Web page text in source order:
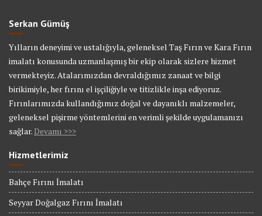
Serkan Gümüş
Yılların deneyimi ve ustalığıyla, geleneksel Taş Fırın ve Kara Fırın
imalatı konusunda uzmanlaşmış bir ekip olarak sizlere hizmet
vermekteyiz. Atalarımızdan devraldığımız zanaat ve bilgi
birikimiyle, her fırını el işçiliğiyle ve titizlikle inşa ediyoruz.
Fırınlarımızda kullandığımız doğal ve dayanıklı malzemeler,
geleneksel pişirme yöntemlerini en verimli şekilde uygulamanızı
sağlar. Devamı >>>
Hizmetlerimiz
Bahçe Fırını İmalatı
Seyyar Doğalgaz Fırını İmalatı